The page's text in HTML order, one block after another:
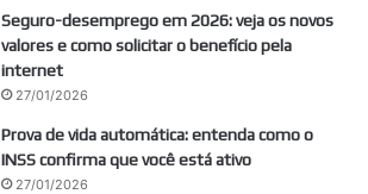
Seguro-desemprego em 2026: veja os novos
valores e como solicitar o benefício pela
internet
27/01/2026
Prova de vida automática: entenda como o
INSS confirma que você está ativo
27/01/2026